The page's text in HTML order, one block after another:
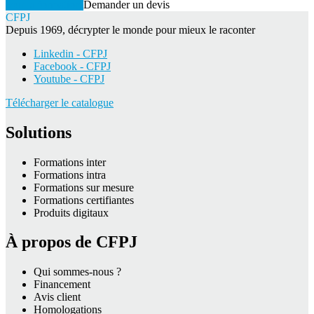
Demander un devis
CFPJ
Depuis 1969, décrypter le monde pour mieux le raconter
Linkedin - CFPJ
Facebook - CFPJ
Youtube - CFPJ
Télécharger le catalogue
Solutions
Formations inter
Formations intra
Formations sur mesure
Formations certifiantes
Produits digitaux
À propos de CFPJ
Qui sommes-nous ?
Financement
Avis client
Homologations